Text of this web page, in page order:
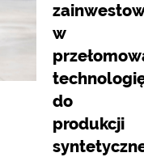
w
do
produkcji